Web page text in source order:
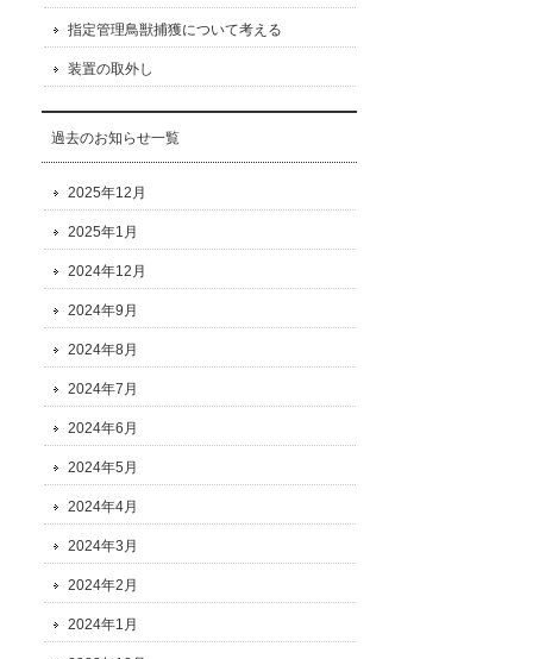
指定管理鳥獣捕獲について考える
装置の取外し
過去のお知らせ一覧
2025年12月
2025年1月
2024年12月
2024年9月
2024年8月
2024年7月
2024年6月
2024年5月
2024年4月
2024年3月
2024年2月
2024年1月